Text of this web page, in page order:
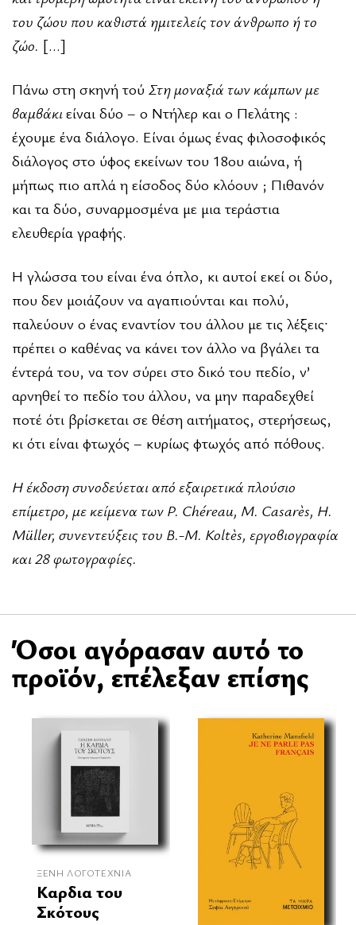
του ζώου που καθιστά ημιτελείς τον άνθρωπο ή το
ζώο. […]
Πάνω στη σκηνή τού Στη μοναξιά των κάμπων με
βαμβάκιείναι δύο – ο Ντήλερ και ο Πελάτης :
έχουμε ένα διάλογο. Είναι όμως ένας φιλοσοφικός
διάλογος στο ύφος εκείνων του 18ου αιώνα, ή
μήπως πιο απλά η είσοδος δύο κλόουν ; Πιθανόν
και τα δύο, συναρμοσμένα με μια τεράστια
ελευθερία γραφής.
Η γλώσσα του είναι ένα όπλο, κι αυτοί εκεί οι δύο,
που δεν μοιάζουν να αγαπιούνται και πολύ,
παλεύουν ο ένας εναντίον του άλλου με τις λέξεις·
πρέπει ο καθένας να κάνει τον άλλο να βγάλει τα
έντερά του, να τον σύρει στο δικό του πεδίο, ν’
αρνηθεί το πεδίο του άλλου, να μην παραδεχθεί
ποτέ ότι βρίσκεται σε θέση αιτήματος, στερήσεως,
κι ότι είναι φτωχός – κυρίως φτωχός από πόθους.
Η έκδοση συνοδεύεται από εξαιρετικά πλούσιο
επίμετρο, με κείμενα των P. Chéreau, M. Casarès, H.
Müller, συνεντεύξεις του B.-M. Koltès, εργοβιογραφία
και 28 φωτογραφίες.
Όσοι αγόρασαν αυτό το
προϊόν, επέλεξαν επίσης
ΞΈΝΗ ΛΟΓΟΤΕΧΝΊΑ
Καρδια του
Σκότους